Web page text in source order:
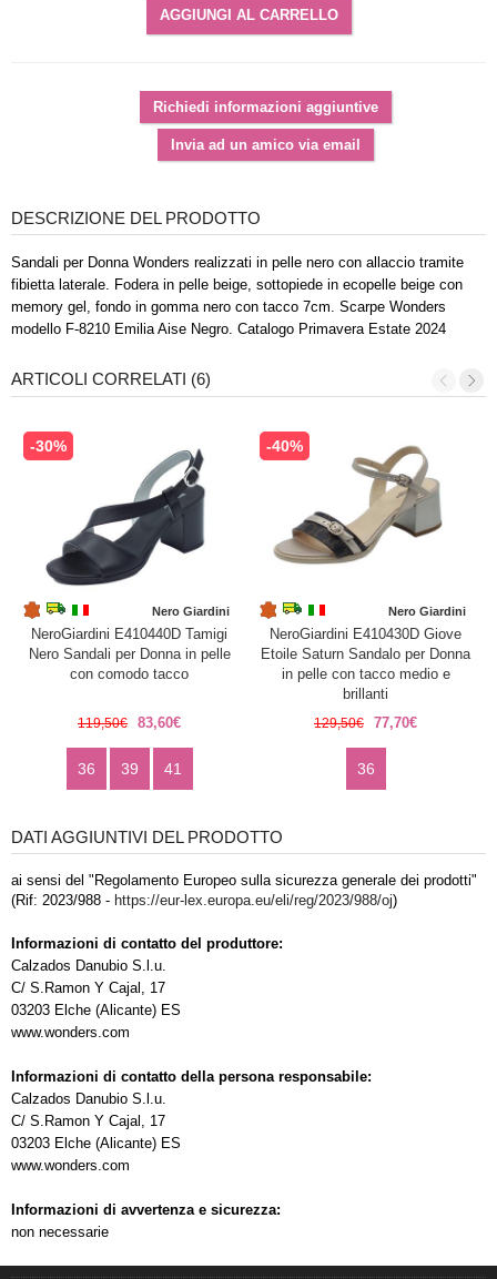
DESCRIZIONE DEL PRODOTTO
Sandali per Donna Wonders realizzati in pelle nero con allaccio tramite
fibietta laterale. Fodera in pelle beige, sottopiede in ecopelle beige con
memory gel, fondo in gomma nero con tacco 7cm. Scarpe Wonders
modello F-8210 Emilia Aise Negro. Catalogo Primavera Estate 2024
ARTICOLI CORRELATI (6)
-30%
Nero Giardini
NeroGiardini E410440D Tamigi
Nero Sandali per Donna in pelle
con comodo tacco
119,50€ 83,60€
36 39 41
-40%
Nero Giardini
NeroGiardini E410430D Giove
Etoile Saturn Sandalo per Donna
in pelle con tacco medio e
brillanti
129,50€ 77,70€
36
DATI AGGIUNTIVI DEL PRODOTTO
ai sensi del "Regolamento Europeo sulla sicurezza generale dei prodotti"
(Rif: 2023/988 - https://eur-lex.europa.eu/eli/reg/2023/988/oj)
Informazioni di contatto del produttore:
Calzados Danubio S.l.u.
C/ S.Ramon Y Cajal, 17
03203 Elche (Alicante) ES
www.wonders.com
Informazioni di contatto della persona responsabile:
Calzados Danubio S.l.u.
C/ S.Ramon Y Cajal, 17
03203 Elche (Alicante) ES
www.wonders.com
Informazioni di avvertenza e sicurezza:
non necessarie